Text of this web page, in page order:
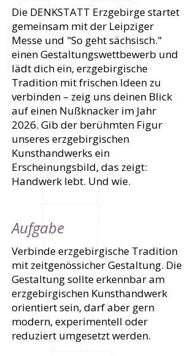
Die DENKSTATT Erzgebirge startet
gemeinsam mit der Leipziger
Messe und "So geht sächsisch."
einen Gestaltungswettbewerb und
lädt dich ein, erzgebirgische
Tradition mit frischen Ideen zu
verbinden – zeig uns deinen Blick
auf einen Nußknacker im Jahr
2026. Gib der berühmten Figur
unseres erzgebirgischen
Kunsthandwerks ein
Erscheinungsbild, das zeigt:
Handwerk lebt. Und wie.
Aufgabe
Verbinde erzgebirgische Tradition
mit zeitgenössicher Gestaltung. Die
Gestaltung sollte erkennbar am
erzgebirgischen Kunsthandwerk
orientiert sein, darf aber gern
modern, experimentell oder
reduziert umgesetzt werden.